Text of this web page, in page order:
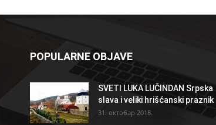
POPULARNE OBJAVE
SVETI LUKA LUČINDAN Srpska
slava i veliki hrišćanski praznik
31. октобар 2018.